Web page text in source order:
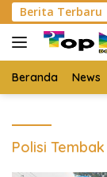
Langsung
ke
konten
Berita Terbaru
Kisaran
Beranda News
Polisi